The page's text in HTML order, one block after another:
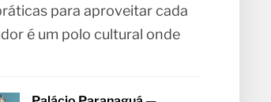
para aproveitar cada
é um polo cultural onde